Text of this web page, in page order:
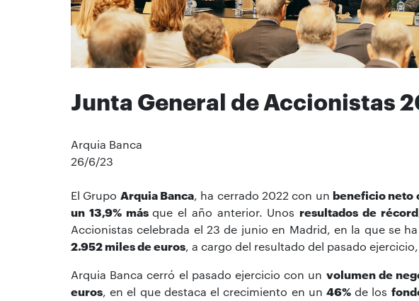
Junta General de Accionistas
Arquia Banca
26/6/23
El Grupo Arquia Banca, ha cerrado 2022 con un beneficio neto
un 13,9% másque el año anterior. Unos resultados de récord
Accionistas celebrada el 23 de junio en Madrid, en la que se
2.952 miles de euros, a cargo del resultado del pasado
Arquia Banca cerró el pasado ejercicio con un volumen de
euros, en el que destaca el crecimiento en un 46% de los